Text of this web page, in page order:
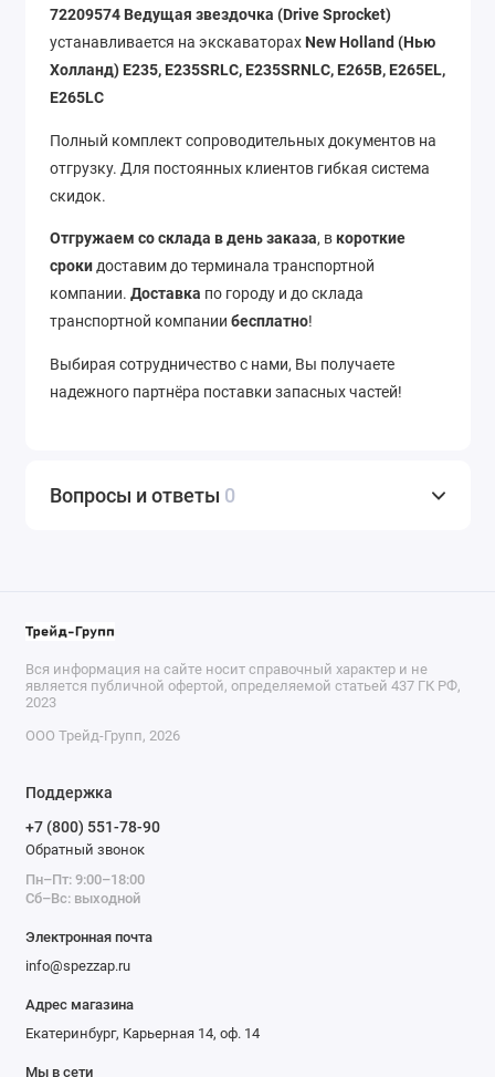
72209574 Ведущая звездочка (Drive Sprocket)
устанавливается на экскаваторах New Holland (Нью
Холланд) E235, E235SRLC, E235SRNLC, E265B, E265EL,
E265LC
Полный комплект сопроводительных документов на
отгрузку. Для постоянных клиентов гибкая система
скидок.
Отгружаем со склада в день заказа, в короткие
срокидоставим до терминала транспортной
компании. Доставка по городу и до склада
транспортной компании бесплатно!
Выбирая сотрудничество с нами, Вы получаете
надежного партнёра поставки запасных частей!
Вопросы и ответы 0
Вся информация на сайте носит справочный характер и не
является публичной офертой, определяемой статьей 437 ГК РФ,
2023
ООО Трейд-Групп, 2026
Поддержка
+7 (800) 551-78-90
Обратный звонок
Пн–Пт: 9:00–18:00
Сб–Вс: выходной
Электронная почта
info@spezzap.ru
Адрес магазина
Екатеринбург, Карьерная 14, оф. 14
Мы в сети